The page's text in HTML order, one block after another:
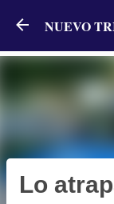
NUEVO
Lo